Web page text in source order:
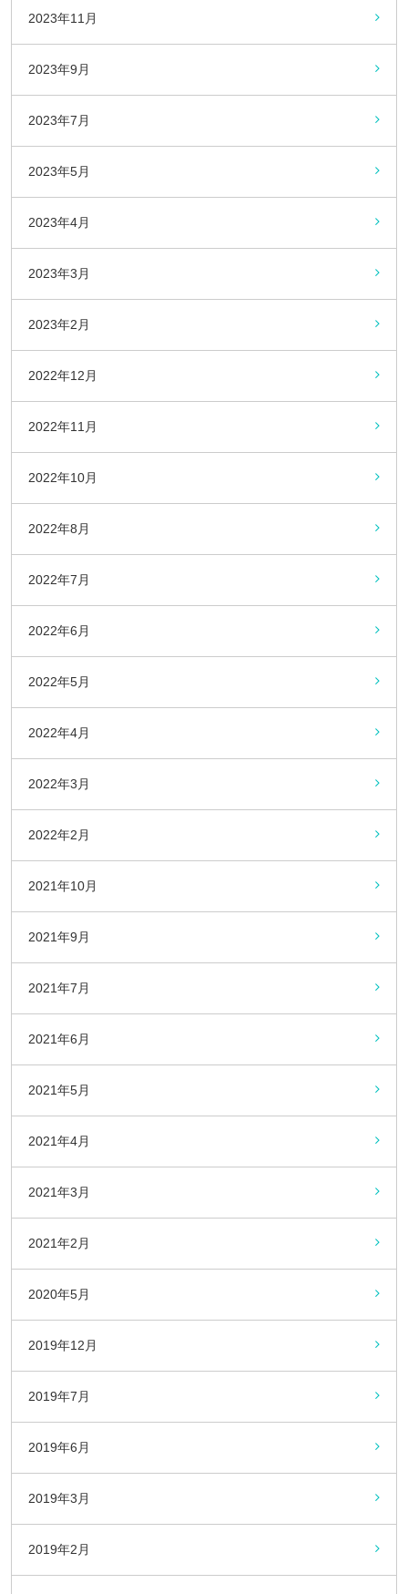
2023年11月
2023年9月
2023年7月
2023年5月
2023年4月
2023年3月
2023年2月
2022年12月
2022年11月
2022年10月
2022年8月
2022年7月
2022年6月
2022年5月
2022年4月
2022年3月
2022年2月
2021年10月
2021年9月
2021年7月
2021年6月
2021年5月
2021年4月
2021年3月
2021年2月
2020年5月
2019年12月
2019年7月
2019年6月
2019年3月
2019年2月